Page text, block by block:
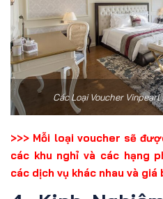
Các Loại Voucher
>>> Mỗi loại voucher sẽ
các khu nghỉ và các hạng
các dịch vụ khác nhau và giá